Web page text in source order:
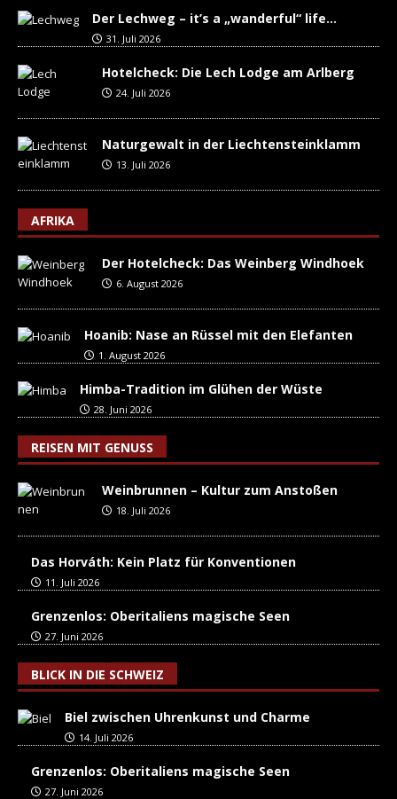
Der Lechweg – it’s a „wanderful“ life…
31. Juli 2026
Hotelcheck: Die Lech Lodge am Arlberg
24. Juli 2026
Naturgewalt in der Liechtensteinklamm
13. Juli 2026
AFRIKA
Der Hotelcheck: Das Weinberg Windhoek
6. August 2026
Hoanib: Nase an Rüssel mit den Elefanten
1. August 2026
Himba-Tradition im Glühen der Wüste
28. Juni 2026
REISEN MIT GENUSS
Weinbrunnen – Kultur zum Anstoßen
18. Juli 2026
Das Horváth: Kein Platz für Konventionen
11. Juli 2026
Grenzenlos: Oberitaliens magische Seen
27. Juni 2026
BLICK IN DIE SCHWEIZ
Biel zwischen Uhrenkunst und Charme
14. Juli 2026
Grenzenlos: Oberitaliens magische Seen
27. Juni 2026